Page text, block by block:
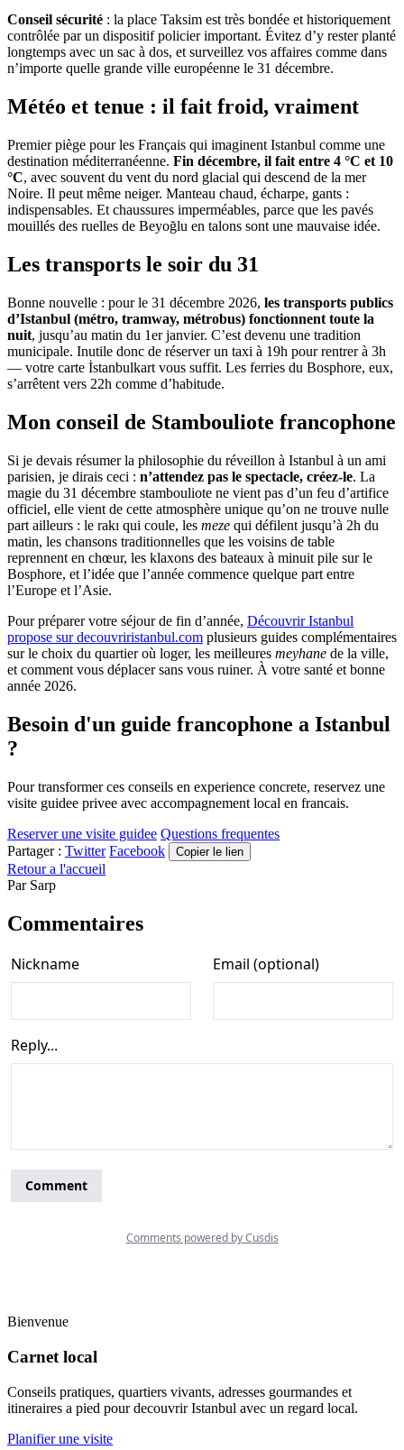
Conseil sécurité : la place Taksim est très bondée et historiquement
contrôlée par un dispositif policier important. Évitez d’y rester planté
longtemps avec un sac à dos, et surveillez vos affaires comme dans
n’importe quelle grande ville européenne le 31 décembre.
Météo et tenue : il fait froid, vraiment
Premier piège pour les Français qui imaginent Istanbul comme une
destination méditerranéenne. Fin décembre, il fait entre 4 °C et 10
°C, avec souvent du vent du nord glacial qui descend de la mer
Noire. Il peut même neiger. Manteau chaud, écharpe, gants :
indispensables. Et chaussures imperméables, parce que les pavés
mouillés des ruelles de Beyoğlu en talons sont une mauvaise idée.
Les transports le soir du 31
Bonne nouvelle : pour le 31 décembre 2026, les transports publics
d’Istanbul (métro, tramway, métrobus) fonctionnent toute la
nuit, jusqu’au matin du 1er janvier. C’est devenu une tradition
municipale. Inutile donc de réserver un taxi à 19h pour rentrer à 3h
— votre carte İstanbulkart vous suffit. Les ferries du Bosphore, eux,
s’arrêtent vers 22h comme d’habitude.
Mon conseil de Stambouliote francophone
Si je devais résumer la philosophie du réveillon à Istanbul à un ami
parisien, je dirais ceci : n’attendez pas le spectacle, créez-le. La
magie du 31 décembre stambouliote ne vient pas d’un feu d’artifice
officiel, elle vient de cette atmosphère unique qu’on ne trouve nulle
part ailleurs : le rakı qui coule, les meze qui défilent jusqu’à 2h du
matin, les chansons traditionnelles que les voisins de table
reprennent en chœur, les klaxons des bateaux à minuit pile sur le
Bosphore, et l’idée que l’année commence quelque part entre
l’Europe et l’Asie.
Pour préparer votre séjour de fin d’année, Découvrir Istanbul
propose sur decouvriristanbul.com plusieurs guides complémentaires
sur le choix du quartier où loger, les meilleures meyhane de la ville,
et comment vous déplacer sans vous ruiner. À votre santé et bonne
année 2026.
Besoin d'un guide francophone a Istanbul
?
Pour transformer ces conseils en experience concrete, reservez une
visite guidee privee avec accompagnement local en francais.
Reserver une visite guidee Questions frequentes
Partager : Twitter Facebook Copier le lien
Retour a l'accueil
Par Sarp
Commentaires
Bienvenue
Carnet local
Conseils pratiques, quartiers vivants, adresses gourmandes et
itineraires a pied pour decouvrir Istanbul avec un regard local.
Planifier une visite